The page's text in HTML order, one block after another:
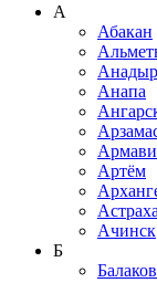
А
Абакан
Анапа
Артём
Ачинск
Б